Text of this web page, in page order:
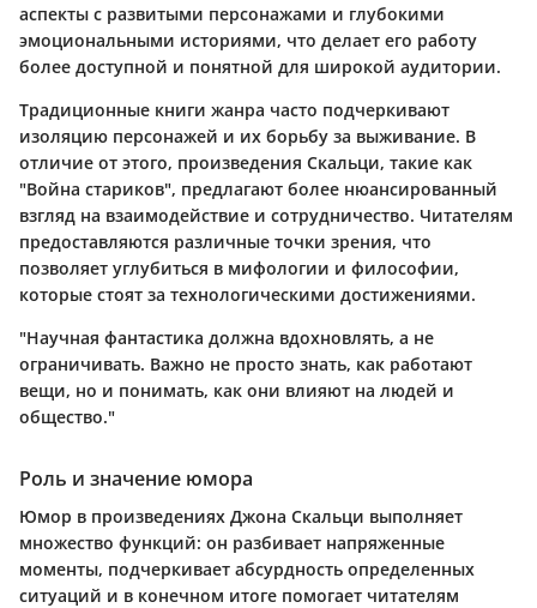
аспекты с развитыми персонажами и глубокими
эмоциональными историями, что делает его работу
более доступной и понятной для широкой аудитории.
Традиционные книги жанра часто подчеркивают
изоляцию персонажей и их борьбу за выживание. В
отличие от этого, произведения Скальци, такие как
"Война стариков", предлагают более нюансированный
взгляд на взаимодействие и сотрудничество. Читателям
предоставляются различные точки зрения, что
позволяет углубиться в мифологии и философии,
которые стоят за технологическими достижениями.
"Научная фантастика должна вдохновлять, а не
ограничивать. Важно не просто знать, как работают
вещи, но и понимать, как они влияют на людей и
общество."
Роль и значение юмора
Юмор в произведениях Джона Скальци выполняет
множество функций: он разбивает напряженные
моменты, подчеркивает абсурдность определенных
ситуаций и в конечном итоге помогает читателям